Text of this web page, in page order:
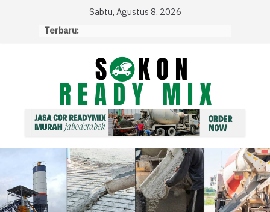
Sabtu, Agustus 8, 2026
Terbaru: